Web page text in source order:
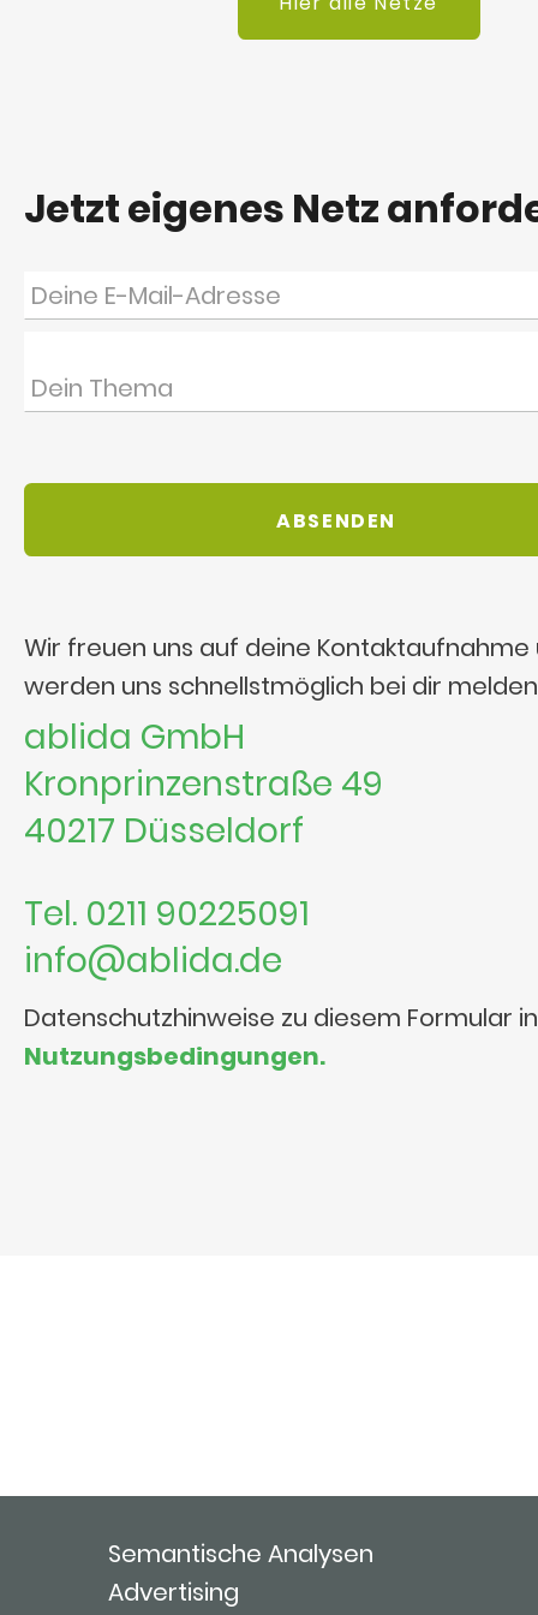
Jetzt eigenes Netz
Wir freuen uns auf deine Kontaktaufnahme
werden uns schnellstmöglich bei dir
ablida GmbH
Kronprinzenstraße 49
40217 Düsseldorf
Tel. 0211 90225091
info@ablida.de
Datenschutzhinweise zu diesem Formular
Nutzungsbedingungen.
Semantische Analysen
Advertising